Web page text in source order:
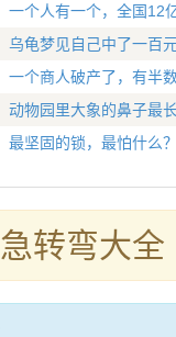
一个人有一个，全国12
乌龟梦见自己中了一百
一个商人破产了，有半
动物园里大象的鼻子最
最坚固的锁，最怕什么？
转弯大全